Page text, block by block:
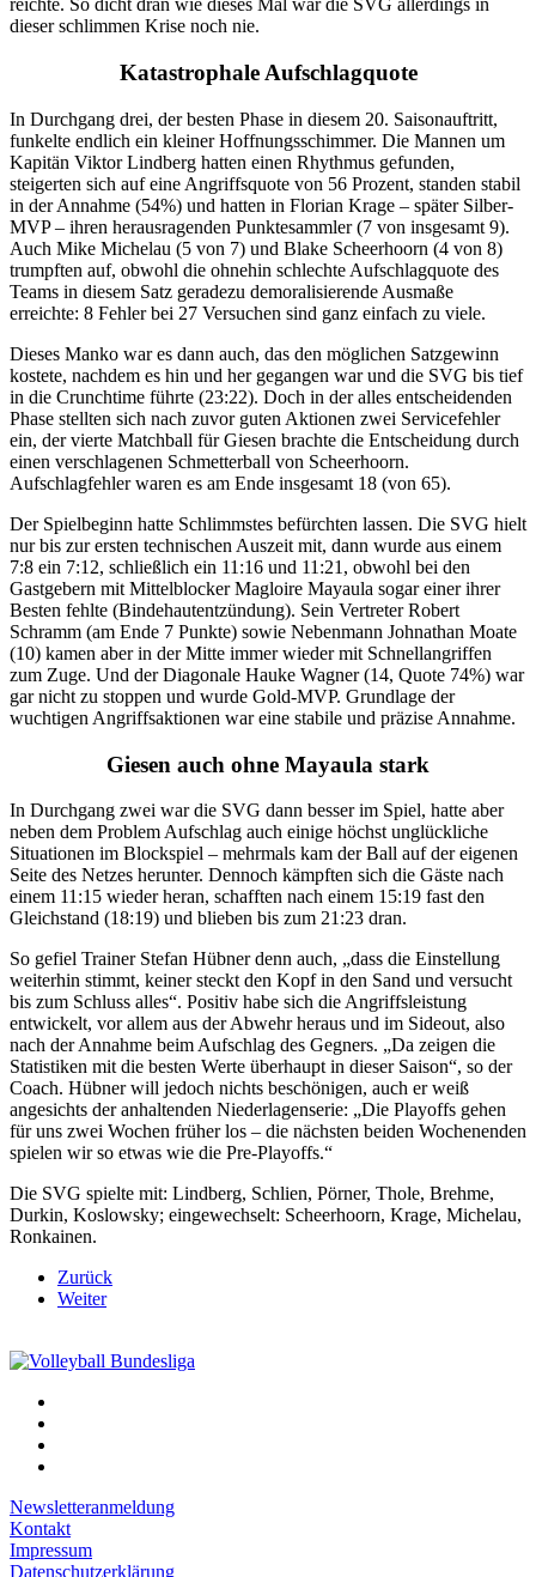
reichte. So dicht dran wie dieses Mal war die SVG allerdings in
dieser schlimmen Krise noch nie.
Katastrophale Aufschlagquote
In Durchgang drei, der besten Phase in diesem 20. Saisonauftritt,
funkelte endlich ein kleiner Hoffnungsschimmer. Die Mannen um
Kapitän Viktor Lindberg hatten einen Rhythmus gefunden,
steigerten sich auf eine Angriffsquote von 56 Prozent, standen stabil
in der Annahme (54%) und hatten in Florian Krage – später Silber-
MVP – ihren herausragenden Punktesammler (7 von insgesamt 9).
Auch Mike Michelau (5 von 7) und Blake Scheerhoorn (4 von 8)
trumpften auf, obwohl die ohnehin schlechte Aufschlagquote des
Teams in diesem Satz geradezu demoralisierende Ausmaße
erreichte: 8 Fehler bei 27 Versuchen sind ganz einfach zu viele.
Dieses Manko war es dann auch, das den möglichen Satzgewinn
kostete, nachdem es hin und her gegangen war und die SVG bis tief
in die Crunchtime führte (23:22). Doch in der alles entscheidenden
Phase stellten sich nach zuvor guten Aktionen zwei Servicefehler
ein, der vierte Matchball für Giesen brachte die Entscheidung durch
einen verschlagenen Schmetterball von Scheerhoorn.
Aufschlagfehler waren es am Ende insgesamt 18 (von 65).
Der Spielbeginn hatte Schlimmstes befürchten lassen. Die SVG hielt
nur bis zur ersten technischen Auszeit mit, dann wurde aus einem
7:8 ein 7:12, schließlich ein 11:16 und 11:21, obwohl bei den
Gastgebern mit Mittelblocker Magloire Mayaula sogar einer ihrer
Besten fehlte (Bindehautentzündung). Sein Vertreter Robert
Schramm (am Ende 7 Punkte) sowie Nebenmann Johnathan Moate
(10) kamen aber in der Mitte immer wieder mit Schnellangriffen
zum Zuge. Und der Diagonale Hauke Wagner (14, Quote 74%) war
gar nicht zu stoppen und wurde Gold-MVP. Grundlage der
wuchtigen Angriffsaktionen war eine stabile und präzise Annahme.
Giesen auch ohne Mayaula stark
In Durchgang zwei war die SVG dann besser im Spiel, hatte aber
neben dem Problem Aufschlag auch einige höchst unglückliche
Situationen im Blockspiel – mehrmals kam der Ball auf der eigenen
Seite des Netzes herunter. Dennoch kämpften sich die Gäste nach
einem 11:15 wieder heran, schafften nach einem 15:19 fast den
Gleichstand (18:19) und blieben bis zum 21:23 dran.
So gefiel Trainer Stefan Hübner denn auch, „dass die Einstellung
weiterhin stimmt, keiner steckt den Kopf in den Sand und versucht
bis zum Schluss alles“. Positiv habe sich die Angriffsleistung
entwickelt, vor allem aus der Abwehr heraus und im Sideout, also
nach der Annahme beim Aufschlag des Gegners. „Da zeigen die
Statistiken mit die besten Werte überhaupt in dieser Saison“, so der
Coach. Hübner will jedoch nichts beschönigen, auch er weiß
angesichts der anhaltenden Niederlagenserie: „Die Playoffs gehen
für uns zwei Wochen früher los – die nächsten beiden Wochenenden
spielen wir so etwas wie die Pre-Playoffs.“
Die SVG spielte mit: Lindberg, Schlien, Pörner, Thole, Brehme,
Durkin, Koslowsky; eingewechselt: Scheerhoorn, Krage, Michelau,
Ronkainen.
Zurück
Weiter
Newsletteranmeldung
Kontakt
Impressum
Datenschutzerklärung